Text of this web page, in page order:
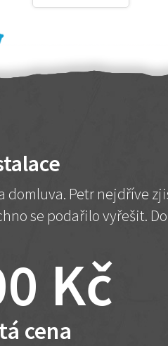
domluva. Petr nejdříve
se podařilo vyřešit.
Kč
cena